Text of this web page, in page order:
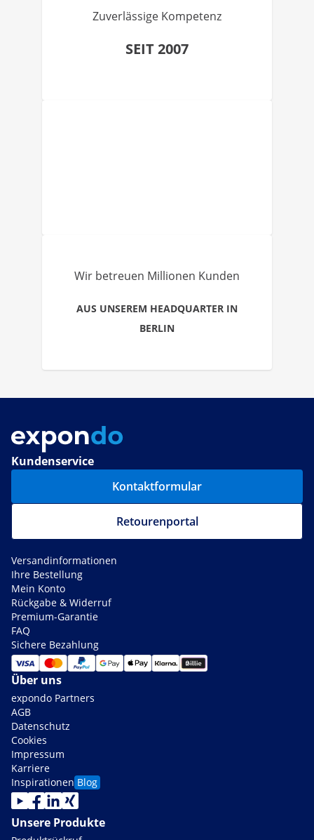
Zuverlässige Kompetenz
SEIT 2007
Wir betreuen Millionen Kunden
AUS UNSEREM HEADQUARTER IN
BERLIN
Kundenservice
Kontaktformular
Retourenportal
Versandinformationen
Ihre Bestellung
Mein Konto
Rückgabe & Widerruf
Premium-Garantie
FAQ
Sichere Bezahlung
Über uns
expondo Partners
AGB
Datenschutz
Cookies
Impressum
Karriere
Inspirationen Blog
Unsere Produkte